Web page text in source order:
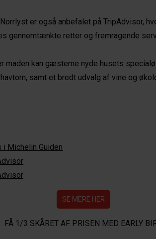
Norrlyst er også anbefalet på TripAdvisor,
gennemtænkte retter og fremragende
maden kan gæsterne nyde husets
samt et bredt udvalg af vine og
i Michelin Guiden
SE MERE HER
FÅ 1/3 SKÅRET AF PRISEN MED EARLY